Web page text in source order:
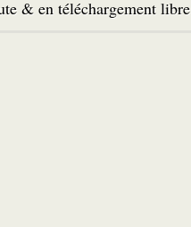
& en téléchargement